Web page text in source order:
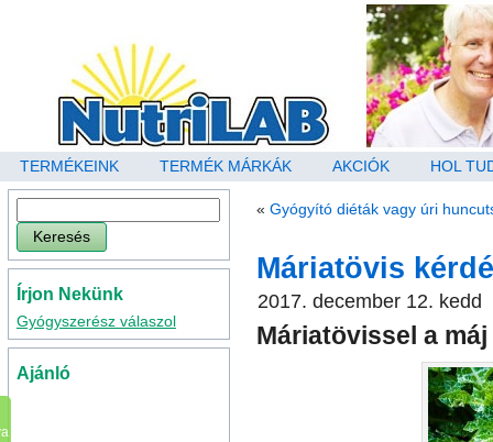
TERMÉKEINK TERMÉK MÁRKÁK AKCIÓK HOL
Írjon Nekünk
Gyógyszerész válaszol
Ajánló
« Gyógyító diéták vagy úri
Máriatövis
2017. december 12. kedd
Máriatövissel a